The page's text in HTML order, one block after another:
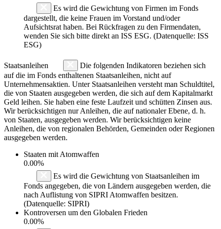
Es wird die Gewichtung von Firmen im Fonds
dargestellt, die keine Frauen im Vorstand und/oder
Aufsichtsrat haben. Bei Rückfragen zu den Firmendaten,
wenden Sie sich bitte direkt an ISS ESG. (Datenquelle: ISS
ESG)
Staatsanleihen
Die folgenden Indikatoren beziehen sich
auf die im Fonds enthaltenen Staatsanleihen, nicht auf
Unternehmensaktien. Unter Staatsanleihen versteht man Schuldtitel,
die von Staaten ausgegeben werden, die sich auf dem Kapitalmarkt
Geld leihen. Sie haben eine feste Laufzeit und schütten Zinsen aus.
Wir berücksichtigen nur Anleihen, die auf nationaler Ebene, d. h.
von Staaten, ausgegeben werden. Wir berücksichtigen keine
Anleihen, die von regionalen Behörden, Gemeinden oder Regionen
ausgegeben werden.
Staaten mit Atomwaffen
0.00%
Es wird die Gewichtung von Staatsanleihen im
Fonds angegeben, die von Ländern ausgegeben werden, die
nach Auflistung von SIPRI Atomwaffen besitzen.
(Datenquelle: SIPRI)
Kontroversen um den Globalen Frieden
0.00%